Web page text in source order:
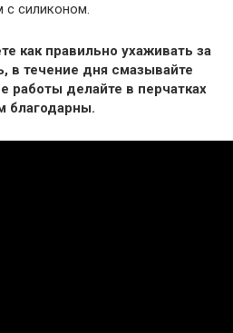
с силиконом.
как правильно ухаживать за
в течение дня смазывайте
работы делайте в перчатках
благодарны.